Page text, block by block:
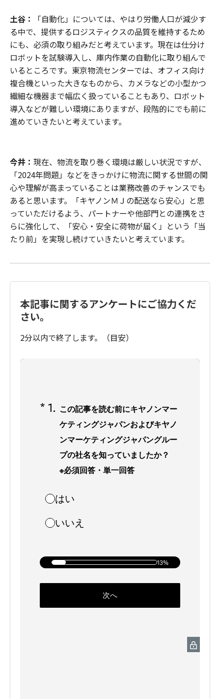
土谷：
「自動化」については、やはり労働人口が減少す
る中で、提供するロジスティクスの品質を維持するため
にも、必須の取り組みだと考えています。現在は仕分け
ロボットを試験導入し、庫内作業の自動化に取り組んで
いるところです。東京物流センターでは、オフィス向け
複合機といった大きなものから、カメラなどの小型かつ
繊細な機器まで幅広く扱っていることもあり、ロボット
導入などが難しい環境にありますが、段階的にでも前に
進めていきたいと考えています。
今井： 現在、物流を取り巻く環境は厳しい状況ですが、
「2024年問題」などをきっかけに物流に関する世間の関
心や理解が高まっていることは業務改善のチャンスでも
あると思います。「キヤノンＭＪの配送なら安心」と思
っていただけるよう、パートナーや他部門との連携をさ
らに強化して、「安心・安全に荷物が届く」という「当
たり前」を実現し続けていきたいと考えています。
本記事に関するアンケートにご協力くだ
さい。
2分以内で終了します。（目安）